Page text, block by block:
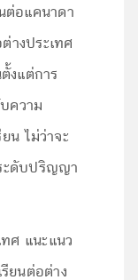
ต่อแคนาดา
างประเทศ
งแต่การ
ความ
น ไม่ว่าจะ
ะดับปริญญา
ศ แนะแนว
ยนต่อต่าง